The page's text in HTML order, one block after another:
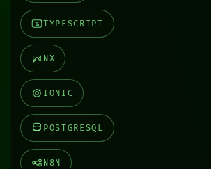
TYPESCRIPT
NX
IONIC
POSTGRESQL
N8N